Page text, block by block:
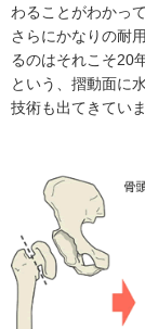
わることがわかっ
さらにかなりの耐
るのはそれこそ20
という、摺動面に
技術も出てきていま